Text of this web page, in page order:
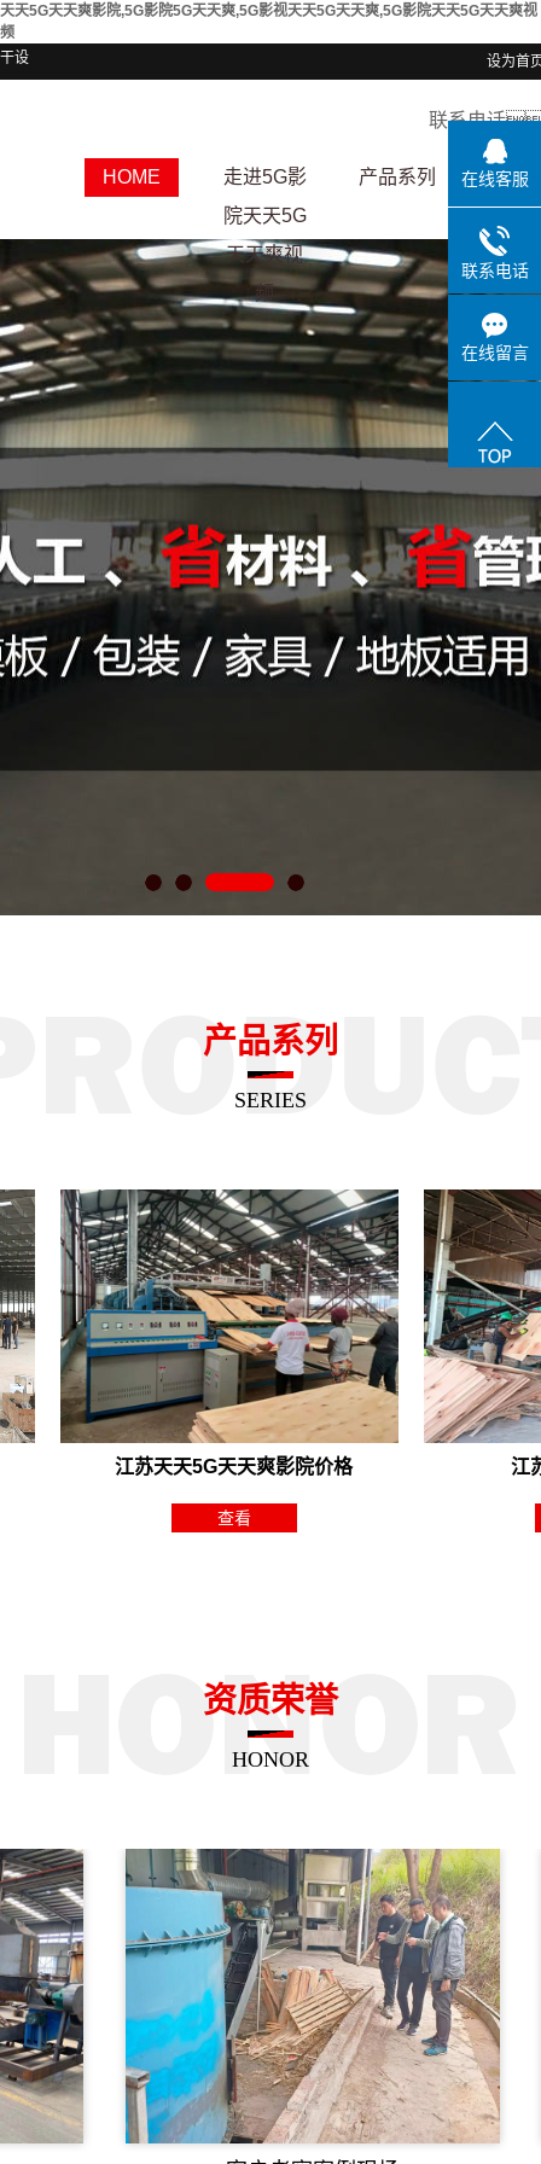
天天5G天天爽影院,5G影院5G天天爽,5G影视天天5G天天爽,5G影院天天5G天天爽视
频
设
设为首
联系电话
HOME
走进5G影
院天天5G
天天爽视
频
产品系列 资质
产品系列
SERIES
江苏天天5G天天爽影院价格
查看
江苏
资质荣誉
HONOR
在线客服
联系电话
在线留言